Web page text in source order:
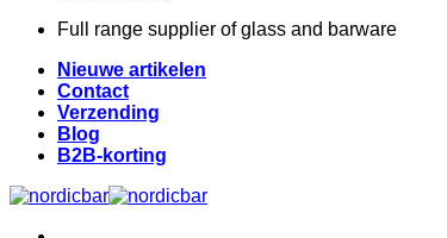
Full range supplier of glass and barware
Nieuwe artikelen
Contact
Verzending
Blog
B2B-korting